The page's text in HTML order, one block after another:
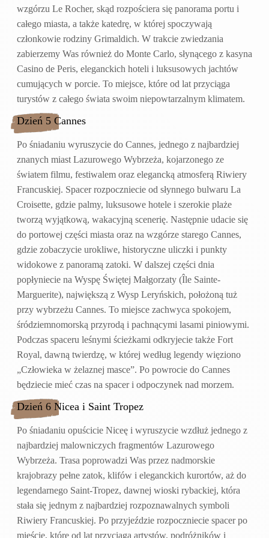
wzgórzu Le Rocher, skąd rozpościera się panorama portu i
całego miasta, a także katedrę, w której spoczywają
członkowie rodziny Grimaldich. W trakcie zwiedzania
zabierzemy Was również do Monte Carlo, słynącego z kasyna
Casino de Peris, eleganckich hoteli i luksusowych jachtów
cumujących w porcie. To miejsce, które od lat przyciąga
turystów z całego świata swoim niepowtarzalnym klimatem.
Dzień 5 Cannes
Po śniadaniu wyruszycie do Cannes, jednego z najbardziej
znanych miast Lazurowego Wybrzeża, kojarzonego ze
światem filmu, festiwalem oraz elegancką atmosferą Riwiery
Francuskiej. Spacer rozpoczniecie od słynnego bulwaru La
Croisette, gdzie palmy, luksusowe hotele i szerokie plaże
tworzą wyjątkową, wakacyjną scenerię. Następnie udacie się
do portowej części miasta oraz na wzgórze starego Cannes,
gdzie zobaczycie urokliwe, historyczne uliczki i punkty
widokowe z panoramą zatoki. W dalszej części dnia
popłyniecie na Wyspę Świętej Małgorzaty (Île Sainte-
Marguerite), największą z Wysp Leryńskich, położoną tuż
przy wybrzeżu Cannes. To miejsce zachwyca spokojem,
śródziemnomorską przyrodą i pachnącymi lasami piniowymi.
Podczas spaceru leśnymi ścieżkami odkryjecie także Fort
Royal, dawną twierdzę, w której według legendy więziono
„Człowieka w żelaznej masce”. Po powrocie do Cannes
będziecie mieć czas na spacer i odpoczynek nad morzem.
Dzień 6 Nicea i Saint Tropez
Po śniadaniu opuścicie Niceę i wyruszycie wzdłuż jednego z
najbardziej malowniczych fragmentów Lazurowego
Wybrzeża. Trasa poprowadzi Was przez nadmorskie
krajobrazy pełne zatok, klifów i eleganckich kurortów, aż do
legendarnego Saint-Tropez, dawnej wioski rybackiej, która
stała się jednym z najbardziej rozpoznawalnych symboli
Riwiery Francuskiej. Po przyjeździe rozpoczniecie spacer po
mieście, które od lat przyciąga artystów, podróżników i